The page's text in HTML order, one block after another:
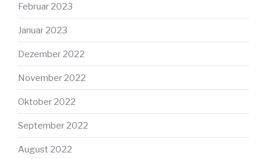
Februar 2023
Januar 2023
Dezember 2022
November 2022
Oktober 2022
September 2022
August 2022